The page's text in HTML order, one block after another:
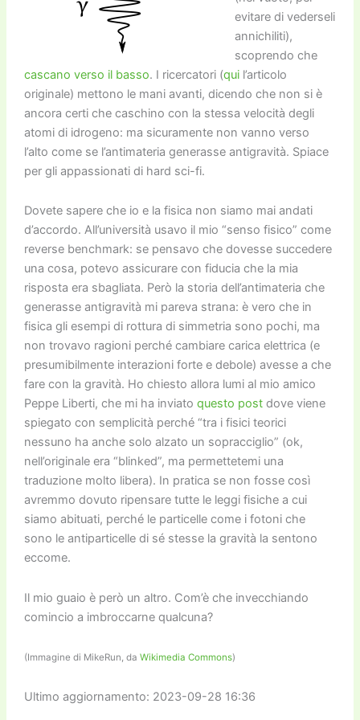
evitare di vederseli
annichiliti),
scoprendo che
cascano verso il basso. I ricercatori (quil’articolo
originale) mettono le mani avanti, dicendo che non si è
ancora certi che caschino con la stessa velocità degli
atomi di idrogeno: ma sicuramente non vanno verso
l’alto come se l’antimateria generasse antigravità. Spiace
per gli appassionati di hard sci-fi.
Dovete sapere che io e la fisica non siamo mai andati
d’accordo. All’università usavo il mio “senso fisico” come
reverse benchmark: se pensavo che dovesse succedere
una cosa, potevo assicurare con fiducia che la mia
risposta era sbagliata. Però la storia dell’antimateria che
generasse antigravità mi pareva strana: è vero che in
fisica gli esempi di rottura di simmetria sono pochi, ma
non trovavo ragioni perché cambiare carica elettrica (e
presumibilmente interazioni forte e debole) avesse a che
fare con la gravità. Ho chiesto allora lumi al mio amico
Peppe Liberti, che mi ha inviato questo postdove viene
spiegato con semplicità perché “tra i fisici teorici
nessuno ha anche solo alzato un sopracciglio” (ok,
nell’originale era “blinked”, ma permettetemi una
traduzione molto libera). In pratica se non fosse così
avremmo dovuto ripensare tutte le leggi fisiche a cui
siamo abituati, perché le particelle come i fotoni che
sono le antiparticelle di sé stesse la gravità la sentono
eccome.
Il mio guaio è però un altro. Com’è che invecchiando
comincio a imbroccarne qualcuna?
(Immagine di MikeRun, da Wikimedia Commons)
Ultimo aggiornamento: 2023-09-28 16:36